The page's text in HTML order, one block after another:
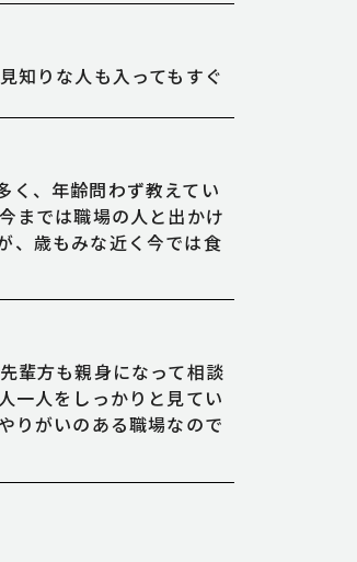
知りな人も入ってもすぐ
く、年齢問わず教えてい
までは職場の人と出かけ
、歳もみな近く今では食
輩方も親身になって相談
一人をしっかりと見てい
りがいのある職場なので